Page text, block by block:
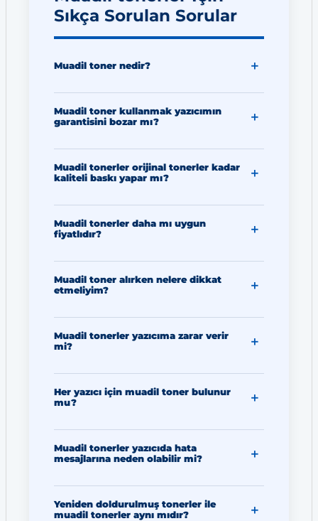
Sıkça Sorulan Sorular
Muadil toner nedir?
Muadil toner kullanmak yazıcımın
garantisini bozar mı?
Muadil tonerler orijinal tonerler kadar
kaliteli baskı yapar mı?
Muadil tonerler daha mı uygun
fiyatlıdır?
Muadil toner alırken nelere dikkat
etmeliyim?
Muadil tonerler yazıcıma zarar verir
mi?
Her yazıcı için muadil toner bulunur
mu?
Muadil tonerler yazıcıda hata
mesajlarına neden olabilir mi?
Yeniden doldurulmuş tonerler ile
muadil tonerler aynı mıdır?